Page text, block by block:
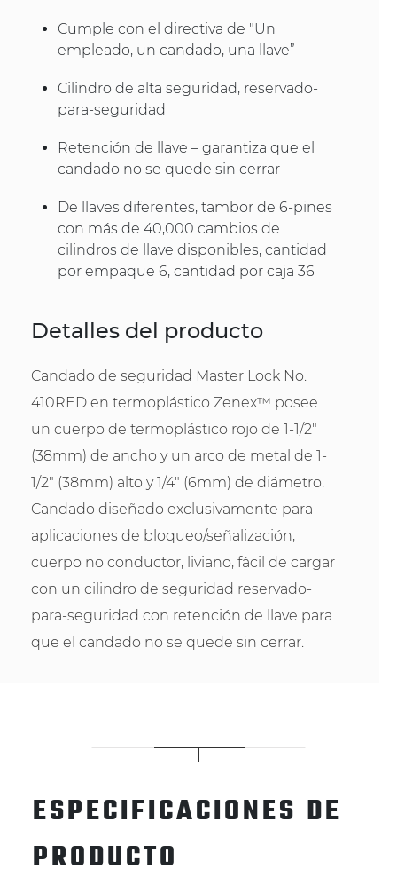
Cumple con el directiva de "Un
empleado, un candado, una llave”
Cilindro de alta seguridad, reservado-
para-seguridad
Retención de llave – garantiza que el
candado no se quede sin cerrar
De llaves diferentes, tambor de 6-pines
con más de 40,000 cambios de
cilindros de llave disponibles, cantidad
por empaque 6, cantidad por caja 36
Detalles del producto
Candado de seguridad Master Lock No.
410RED en termoplástico Zenex™ posee
un cuerpo de termoplástico rojo de 1-1/2"
(38mm) de ancho y un arco de metal de 1-
1/2" (38mm) alto y 1/4" (6mm) de diámetro.
Candado diseñado exclusivamente para
aplicaciones de bloqueo/señalización,
cuerpo no conductor, liviano, fácil de cargar
con un cilindro de seguridad reservado-
para-seguridad con retención de llave para
que el candado no se quede sin cerrar.
ESPECIFICACIONES DE
PRODUCTO